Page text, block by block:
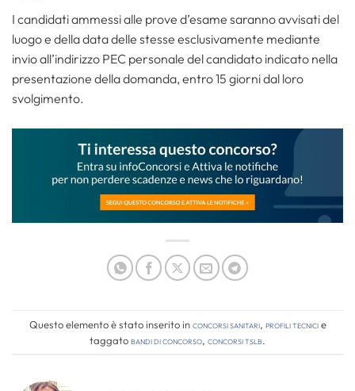
I candidati ammessi alle prove d’esame saranno avvisati del
luogo e della data delle stesse esclusivamente mediante
invio all’indirizzo PEC personale del candidato indicato nella
presentazione della domanda, entro 15 giorni dal loro
svolgimento.
Questo elemento è stato inserito inConcorsi Sanitari, Profili tecnicie
taggatobandi di concorso, concorsi tslb.